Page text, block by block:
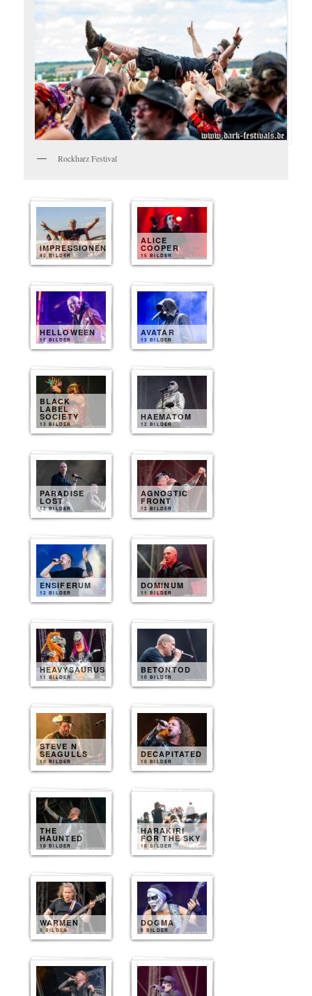
Rockharz Festival
IMPRESSIONEN
40 BILDER
ALICE
COOPER
15 BILDER
HELLOWEEN
15 BILDER
AVATAR
13 BILDER
BLACK
LABEL
SOCIETY
13 BILDER
HAEMATOM
12 BILDER
PARADISE
LOST
12 BILDER
AGNOSTIC
FRONT
12 BILDER
ENSIFERUM
12 BILDER
DOMINUM
11 BILDER
HEAVYSAURUS
11 BILDER
BETONTOD
10 BILDER
STEVE N
SEAGULLS
10 BILDER
DECAPITATED
10 BILDER
THE
HAUNTED
10 BILDER
HARAKIRI
FOR THE SKY
10 BILDER
WARMEN
9 BILDER
DOGMA
9 BILDER